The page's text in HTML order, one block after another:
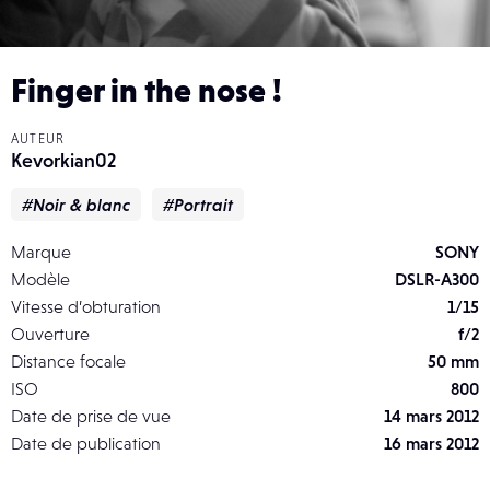
Finger in the nose !
AUTEUR
Kevorkian02
#Noir & blanc #Portrait
Marque
SONY
Modèle
DSLR-A300
Vitesse d’obturation
1/15
Ouverture
f/2
Distance focale
50 mm
ISO
800
Date de prise de vue
14 mars 2012
Date de publication
16 mars 2012